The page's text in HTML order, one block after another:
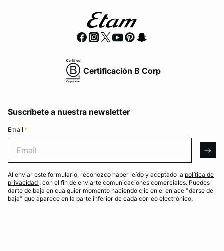
Certificación B Corp
Suscríbete a nuestra newsletter
Email *
Al enviar este formulario, reconozco haber leído y aceptado la política de
privacidad , con el fin de enviarte comunicaciones comerciales. Puedes
darte de baja en cualquier momento haciendo clic en el enlace "darse de
baja" que aparece en la parte inferior de cada correo electrónico.